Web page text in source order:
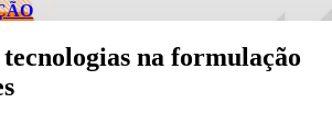
na formulação